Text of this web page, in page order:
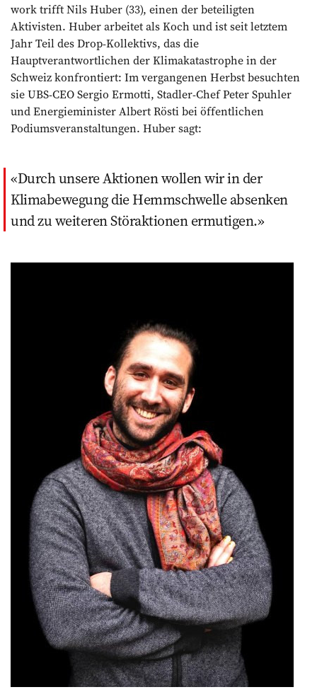
work trifft Nils Huber (33), einen der beteiligten
Aktivisten. Huber arbeitet als Koch und ist seit letztem
Jahr Teil des Drop-Kollektivs, das die
Hauptverantwortlichen der Klimakatastrophe in der
Schweiz konfrontiert: Im vergangenen Herbst besuchten
sie UBS-CEO Sergio Ermotti, Stadler-Chef Peter Spuhler
und Energieminister Albert Rösti bei öffentlichen
Podiumsveranstaltungen. Huber sagt:
Durch unsere Aktionen wollen wir in der
Klimabewegung die Hemmschwelle absenken
und zu weiteren Störaktionen ermutigen.